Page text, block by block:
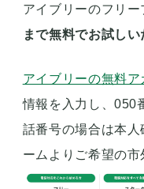
アイブリーのフリ
まで無料でお試しい
アイブリーの無料
情報を入力し、050
話番号の場合は本
ームよりご希望の市